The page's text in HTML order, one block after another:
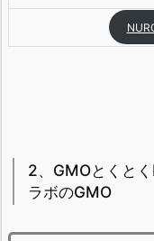
2、GMOとくと
ラボのGMO